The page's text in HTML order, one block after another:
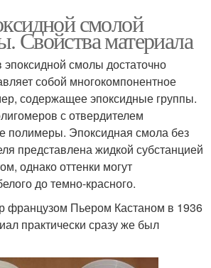
смолой
Свойства материала
эпоксидной смолы достаточно
собой многокомпонентное
содержащее эпоксидные группы.
с отвердителем
полимеры. Эпоксидная смола без
представлена жидкой субстанцией
однако оттенки могут
до темно-красного.
французом Пьером Кастаном в 1936
практически сразу же был